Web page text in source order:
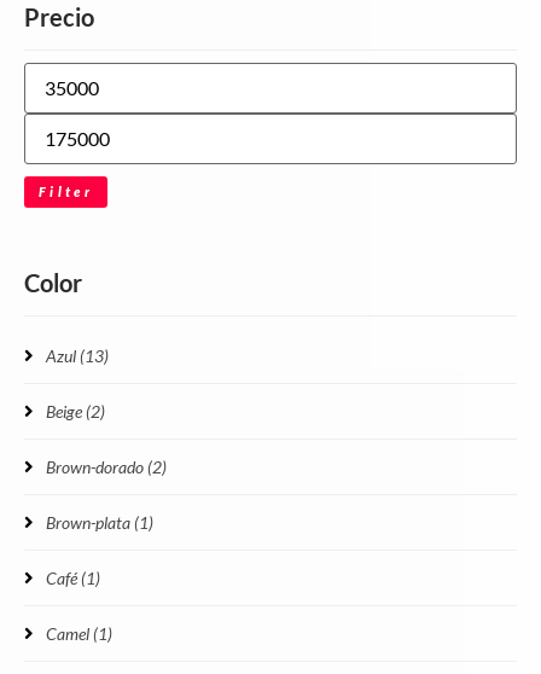
Precio
Filter
Color
Azul (13)
Beige (2)
Brown-dorado (2)
Brown-plata (1)
Café (1)
Camel (1)